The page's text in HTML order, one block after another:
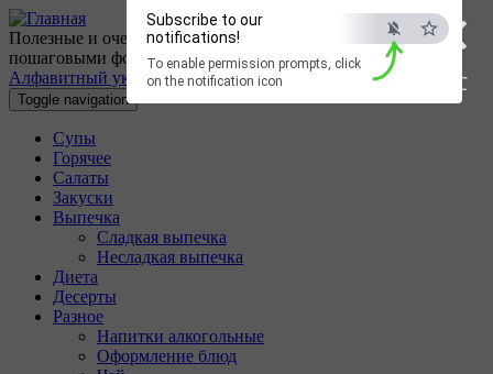
×
ESC
Subscribe to our
notifications!
To enable permission prompts, click
on the notification icon
Перейти к основному содержанию
Полезные и очень вкусные кулинарные рецепты с
пошаговыми фотографиями.
Алфавитный указатель
Toggle navigation
Супы
Горячее
Салаты
Закуски
Выпечка
Сладкая выпечка
Несладкая выпечка
Диета
Десерты
Разное
Напитки алкогольные
Оформление блюд